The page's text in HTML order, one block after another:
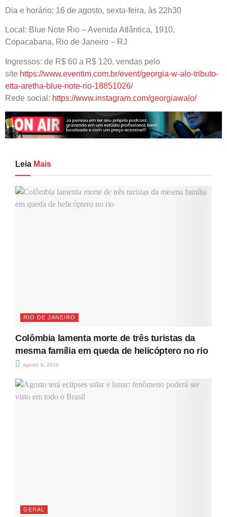
Dia e horário: 16 de agosto, sexta-feira, às 22h30
Local: Blue Note Rio – Avenida Atlântica, 1910,
Copacabana, Rio de Janeiro – RJ
Ingressos: de R$ 60 a R$ 120, vendas pelo
site https://www.eventim.com.br/event/georgia-w-alo-tributo-
etta-aretha-blue-note-rio-18851026/
Rede social: https://www.instagram.com/georgiawalo/
Leia Mais
RIO DE JANEIRO
Colômbia lamenta morte de três turistas da
mesma família em queda de helicóptero no rio
agosto 9, 2026
GERAL